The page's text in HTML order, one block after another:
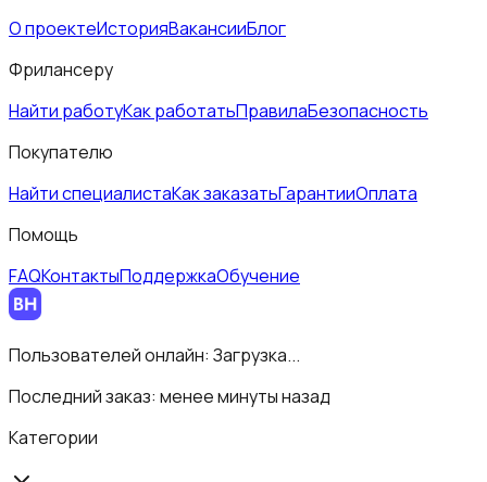
О проектеИсторияВакансииБлог
Фрилансеру
Найти работуКак работатьПравилаБезопасность
Покупателю
Найти специалистаКак заказатьГарантииОплата
Помощь
FAQКонтактыПоддержкаОбучение
Пользователей онлайн: Загрузка...
Последний заказ: менее минуты назад
Категории